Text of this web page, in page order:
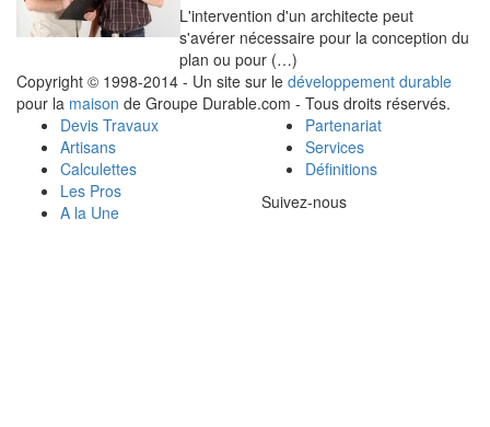
L'intervention d'un architecte peut
s'avérer nécessaire pour la conception du
plan ou pour (…)
Copyright © 1998-2014 - Un site sur le développement durable
pour la maison de Groupe Durable.com - Tous droits réservés.
Devis Travaux
Artisans
Calculettes
Les Pros
A la Une
Partenariat
Services
Définitions
Suivez-nous